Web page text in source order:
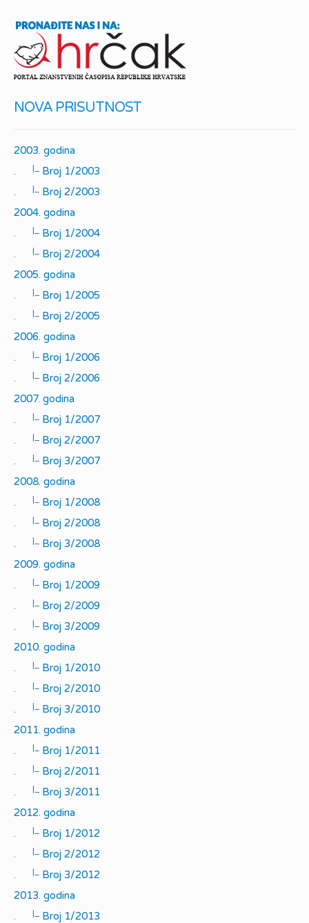
NOVA PRISUTNOST
2003. godina
.
|_
Broj 1/2003
.
|_
Broj 2/2003
2004. godina
.
|_
Broj 1/2004
.
|_
Broj 2/2004
2005. godina
.
|_
Broj 1/2005
.
|_
Broj 2/2005
2006. godina
.
|_
Broj 1/2006
.
|_
Broj 2/2006
2007. godina
.
|_
Broj 1/2007
.
|_
Broj 2/2007
.
|_
Broj 3/2007
2008. godina
.
|_
Broj 1/2008
.
|_
Broj 2/2008
.
|_
Broj 3/2008
2009. godina
.
|_
Broj 1/2009
.
|_
Broj 2/2009
.
|_
Broj 3/2009
2010. godina
.
|_
Broj 1/2010
.
|_
Broj 2/2010
.
|_
Broj 3/2010
2011. godina
.
|_
Broj 1/2011
.
|_
Broj 2/2011
.
|_
Broj 3/2011
2012. godina
.
|_
Broj 1/2012
.
|_
Broj 2/2012
.
|_
Broj 3/2012
2013. godina
.
|_
Broj 1/2013